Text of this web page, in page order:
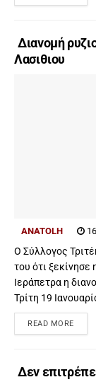
Διανομή
Λασιθιου
ANATOLH
Ο Σύλλογος
του ότι ξεκίνησε
Ιεράπετρα η
Τρίτη 19
READ MORE
Δεν